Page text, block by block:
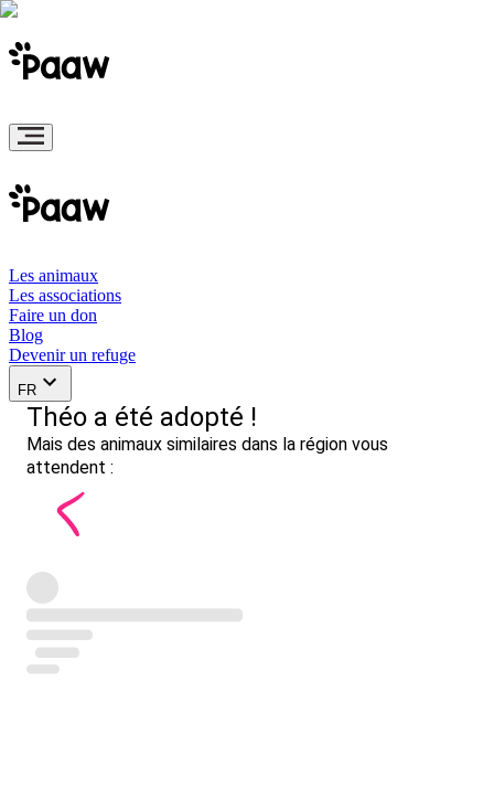
Les animaux
Les associations
Faire un don
Blog
Devenir un refuge
FR
Théo a été adopté !
Mais des animaux similaires dans la région vous
attendent :